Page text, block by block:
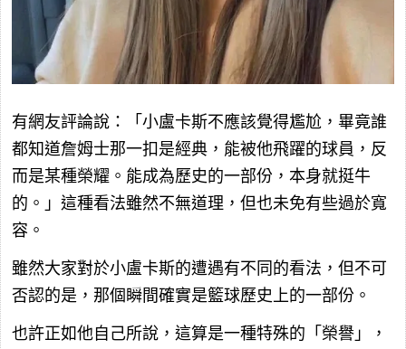
有網友評論說：「小盧卡斯不應該覺得尷尬，畢竟誰
都知道詹姆士那一扣是經典，能被他飛躍的球員，反
而是某種榮耀。能成為歷史的一部份，本身就挺牛
的。」這種看法雖然不無道理，但也未免有些過於寬
容。
雖然大家對於小盧卡斯的遭遇有不同的看法，但不可
否認的是，那個瞬間確實是籃球歷史上的一部份。
也許正如他自己所說，這算是一種特殊的「榮譽」，